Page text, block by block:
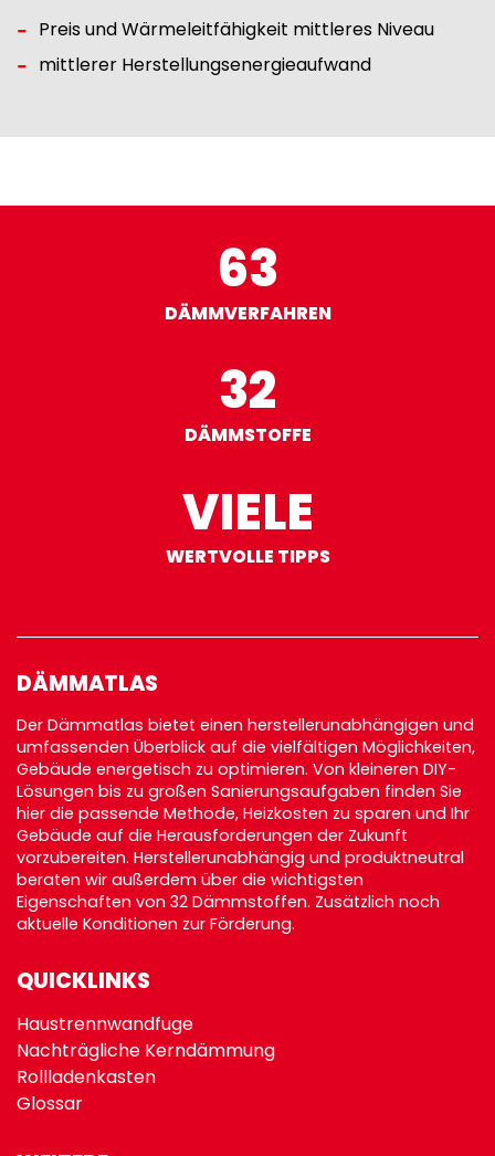
Preis und Wärmeleitfähigkeit mittleres Niveau
mittlerer Herstellungsenergieaufwand
63
DÄMMVERFAHREN
32
DÄMMSTOFFE
VIELE
WERTVOLLE TIPPS
DÄMMATLAS
Der Dämmatlas bietet einen herstellerunabhängigen und
umfassenden Überblick auf die vielfältigen Möglichkeiten,
Gebäude energetisch zu optimieren. Von kleineren DIY-
Lösungen bis zu großen Sanierungsaufgaben finden Sie
hier die passende Methode, Heizkosten zu sparen und Ihr
Gebäude auf die Herausforderungen der Zukunft
vorzubereiten. Herstellerunabhängig und produktneutral
beraten wir außerdem über die wichtigsten
Eigenschaften von 32 Dämmstoffen. Zusätzlich noch
aktuelle Konditionen zur Förderung.
QUICKLINKS
Haustrennwandfuge
Nachträgliche Kerndämmung
Rollladenkasten
Glossar